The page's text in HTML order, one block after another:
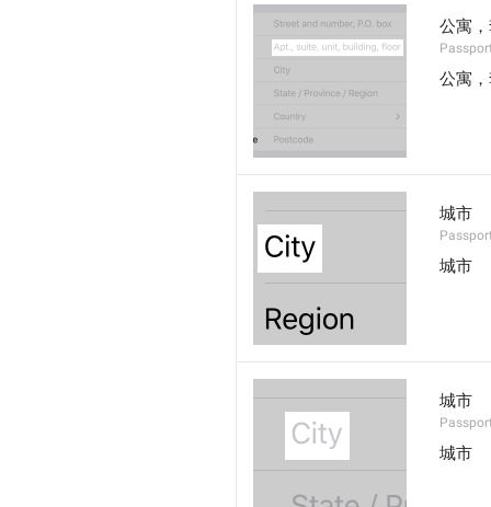
公寓
公寓
城市
城市
城市
城市